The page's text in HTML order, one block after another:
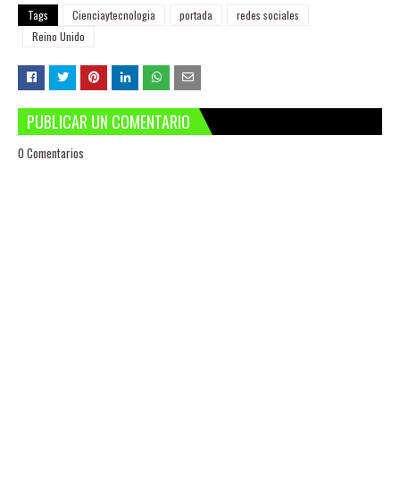
Tags Cienciaytecnologia portada
redes sociales
Reino Unido
PUBLICAR UN COMENTARIO
0 Comentarios